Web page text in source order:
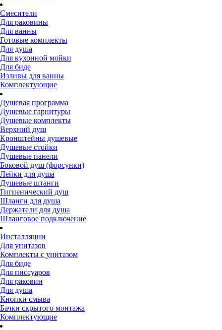
Смесители
Для раковины
Для ванны
Готовые комплекты
Для душа
Для кухонной мойки
Для биде
Изливы для ванны
Комплектующие
Душевая программа
Душевые гарнитуры
Душевые комплекты
Верхний душ
Кронштейны душевые
Душевые стойки
Душевые панели
Боковой душ (форсунки)
Лейки для душа
Душевые штанги
Гигиенический душ
Шланги для душа
Держатели для душа
Шланговое подключение
Инсталляции
Для унитазов
Комплекты с унитазом
Для биде
Для писсуаров
Для раковин
Для душа
Кнопки смыва
Бачки скрытого монтажа
Комплектующие